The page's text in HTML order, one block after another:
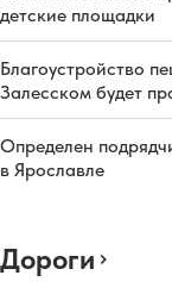
детские площадки
Благоустройство
Залесском будет
Определен
в Ярославле
Дороги